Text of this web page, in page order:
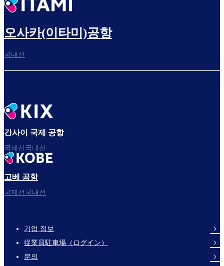
오사카(이타미)공항
국내선
간사이 국제 공항
국제선국내선
고베 공항
국제선국내선
Footer
Links
기업 정보
従業員駐車場（ログイン）
문의